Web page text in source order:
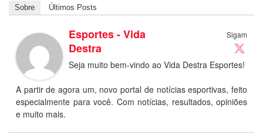
Sobre Últimos Posts
Sigam
Esportes - Vida
Destra
Seja muito bem-vindo ao Vida Destra Esportes!
A partir de agora um, novo portal de notícias esportivas, feito
especialmente para você. Com notícias, resultados, opiniões
e muito mais.